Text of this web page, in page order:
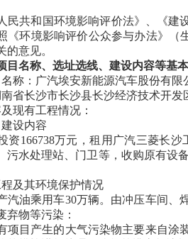
民共和国环境影响评价法》、《建
《环境影响评价公众参与办法》（
的意见。
目名称、选址选线、建设内容等基
称：广汽埃安新能源汽车股份有限
省长沙市长沙县长沙经济技术开发
现有工程情况：
建设内容
资166738万元，租用广汽三菱长
污水处理站、门卫等，收购原有设
程及其环境保护情况
汽油乘用车30万辆。由冲压车间、
弃物等污染：
目产生的大气污染物主要来自涂